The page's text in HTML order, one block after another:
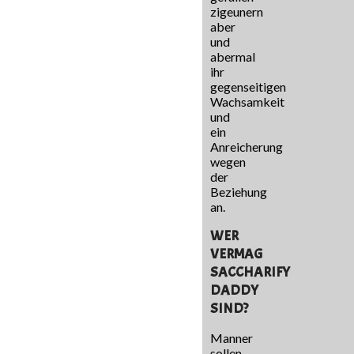
zigeunern
aber
und
abermal
ihr
gegenseitigen
Wachsamkeit
und
ein
Anreicherung
wegen
der
Beziehung
an.
WER
VERMAG
SACCHARIFY
DADDY
SIND?
Manner